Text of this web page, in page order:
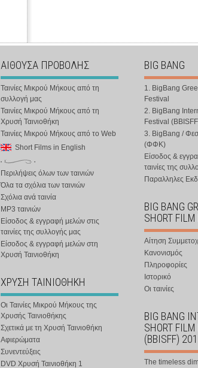
ΑΙΘΟΥΣΑ ΠΡΟΒΟΛΗΣ
Ταινίες Μικρού Μήκους από τη
συλλογή μας
Ταινίες Μικρού Μήκους από τη
Χρυσή Ταινιοθήκη
Ταινίες Μικρού Μήκους από το Web
Short Films in English
Περιλήψεις όλων των ταινιών
Όλα τα σχόλια των ταινιών
Σχόλια ανά ταινία
MP3 ταινιών
Είσοδος & εγγραφή μελών στις
ταινίες της συλλογής μας
Είσοδος & εγγραφή μελών στη
Χρυσή Ταινιοθήκη
ΧΡΥΣΗ ΤΑΙΝΙΟΘΗΚΗ
Οι Ταινίες Μικρού Μήκους της
Χρυσής Ταινιοθήκης
Σχετικά με τη Χρυσή Ταινιοθήκη
Αφιερώματα
Συνεντεύξεις
DVD Χρυσή Ταινιοθήκη 1
BIG BANG
1. BigBang
Festival
2. BigBang
Festival
3. BigBang /
(ΦΦΚ)
Είσοδος &
ταινίες της
Παραλληλες
BIG BANG
SHORT FILM
Αίτηση
Κανονισμός
Πληροφορίες
Ιστορικό
Οι ταινίες
BIG BANG
SHORT FILM
(BBISFF)
The timeless